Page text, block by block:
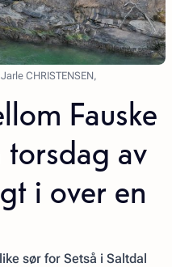
CHRISTENSEN,
Fauske
av
i over en
sør for Setså i Saltdal